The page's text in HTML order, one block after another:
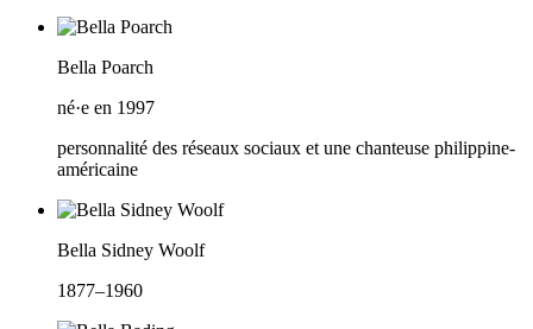
Bella Poarch
né·e en 1997
personnalité des réseaux sociaux et une chanteuse philippine-
américaine
Bella Sidney Woolf
1877–1960